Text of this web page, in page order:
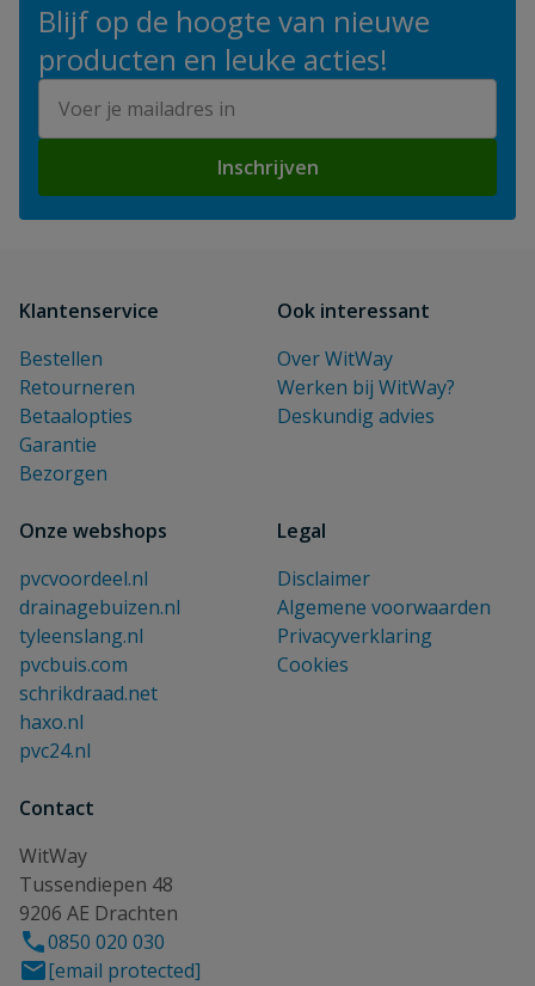
Blijf op de hoogte van nieuwe
producten en leuke acties!
Inschrijven
Klantenservice
Bestellen
Retourneren
Betaalopties
Garantie
Bezorgen
Ook interessant
Over WitWay
Werken bij WitWay?
Deskundig advies
Onze webshops
pvcvoordeel.nl
drainagebuizen.nl
tyleenslang.nl
pvcbuis.com
schrikdraad.net
haxo.nl
pvc24.nl
Legal
Disclaimer
Algemene voorwaarden
Privacyverklaring
Cookies
Contact
WitWay
Tussendiepen 48
9206 AE Drachten
0850 020 030
[email protected]